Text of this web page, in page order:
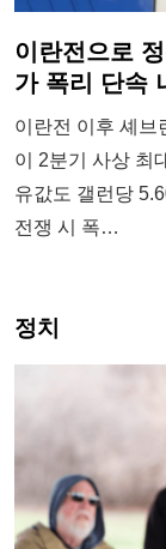
이란전으로
가 폭리 단속
이란전 이후 셰브
이 2분기 사상 최
유값도 갤런당
전쟁 시 폭…
정치